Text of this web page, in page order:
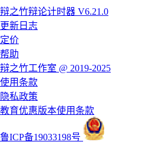
辩之竹辩论计时器 V6.21.0
更新日志
定价
帮助
辩之竹工作室 @ 2019-2025
使用条款
隐私政策
教育优惠版本使用条款
鲁ICP备19033198号